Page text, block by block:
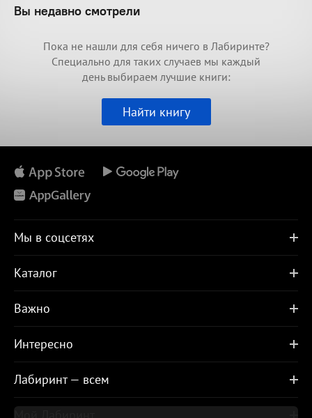
Вы недавно смотрели
Пока не нашли для себя ничего в Лабиринте?
Специально для таких случаев мы каждый
день выбираем лучшие книги:
Найти книгу
Мы в соцсетях
Каталог
Важно
Интересно
Лабиринт — всем